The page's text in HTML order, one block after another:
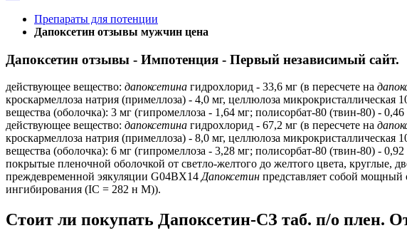
Препараты для потенции
Дапоксетин отзывы мужчин цена
Дапоксетин отзывы - Импотенция - Первый независимый сайт.
действующее вещество: дапоксетина гидрохлорид - 33,6 мг (в пересчете на
кроскармеллоза натрия (примеллоза) - 4,0 мг, целлюлоза
вещества (оболочка): 3 мг (гипромеллоза - 1,64 мг; полисорбат-80 (твин-80) -
действующее вещество: дапоксетина гидрохлорид - 67,2 мг (в пересчете на
кроскармеллоза натрия (примеллоза) - 8,0 мг, целлюлоза
вещества (оболочка): 6 мг (гипромеллоза - 3,28 мг; полисорбат-80 (твин-80) -
покрытые пленочной оболочкой от светло-желтого до желтого цвета, круглые,
преждевременной эякуляции G04BX14Дапоксетин представляет собой мощный
ингибирования (IC = 282 н М)).
Стоит ли покупать Дапоксетин-СЗ таб. п/о плен.